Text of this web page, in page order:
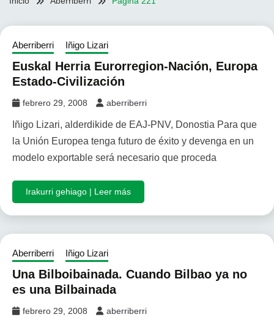
Aberriberri Iñigo Lizari
Euskal Herria Eurorregion-Nación, Europa
Estado-Civilización
febrero 29, 2008 aberriberri
Iñigo Lizari, alderdikide de EAJ-PNV, Donostia Para que
la Unión Europea tenga futuro de éxito y devenga en un
modelo exportable será necesario que proceda
Irakurri gehiago | Leer más
Aberriberri Iñigo Lizari
Una Bilboibainada. Cuando Bilbao ya no
es una Bilbainada
febrero 29, 2008 aberriberri